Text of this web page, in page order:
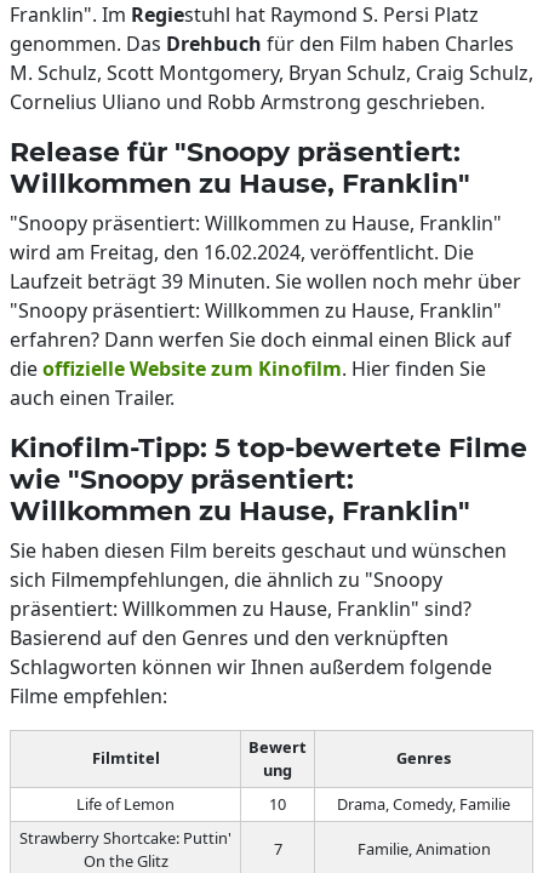
Franklin". Im Regiestuhl hat Raymond S. Persi Platz
genommen. Das Drehbuch für den Film haben Charles
M. Schulz, Scott Montgomery, Bryan Schulz, Craig Schulz,
Cornelius Uliano und Robb Armstrong geschrieben.
Release für "Snoopy präsentiert:
Willkommen zu Hause, Franklin"
"Snoopy präsentiert: Willkommen zu Hause, Franklin"
wird am Freitag, den 16.02.2024, veröffentlicht. Die
Laufzeit beträgt 39 Minuten. Sie wollen noch mehr über
"Snoopy präsentiert: Willkommen zu Hause, Franklin"
erfahren? Dann werfen Sie doch einmal einen Blick auf
dieoffizielle Website zum Kinofilm. Hier finden Sie
auch einen Trailer.
Kinofilm-Tipp: 5 top-bewertete Filme
wie "Snoopy präsentiert:
Willkommen zu Hause, Franklin"
Sie haben diesen Film bereits geschaut und wünschen
sich Filmempfehlungen, die ähnlich zu "Snoopy
präsentiert: Willkommen zu Hause, Franklin" sind?
Basierend auf den Genres und den verknüpften
Schlagworten können wir Ihnen außerdem folgende
Filme empfehlen:
Filmtitel
Bewert
ung
Genres
Life of Lemon 10
Drama, Comedy, Familie
Strawberry Shortcake: Puttin'
On the Glitz
7 Familie, Animation